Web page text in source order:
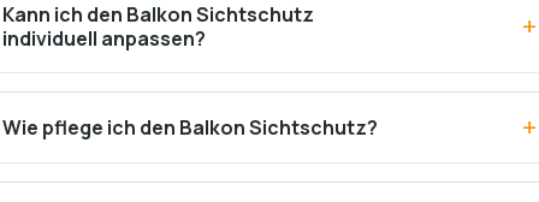
Kann ich den Balkon Sichtschutz
individuell anpassen?
Wie pflege ich den Balkon Sichtschutz?